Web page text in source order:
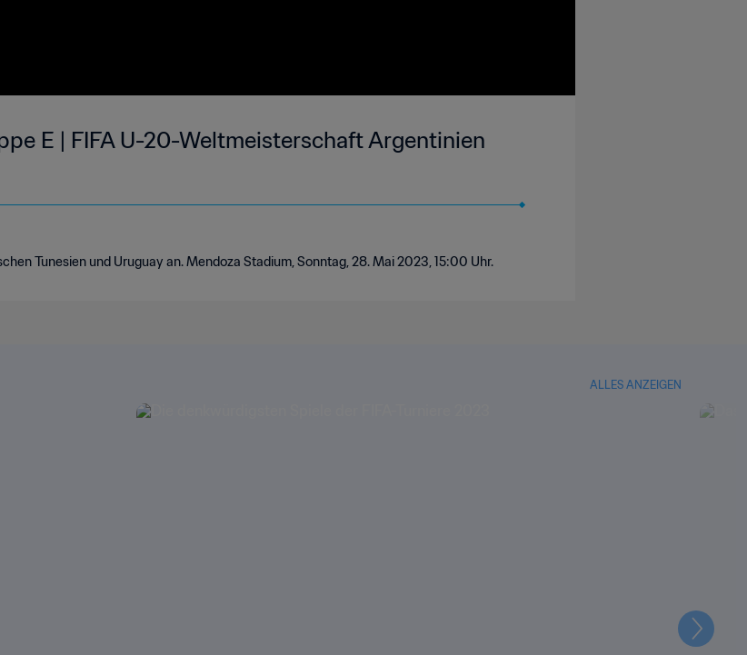
E | FIFA U-20-Weltmeisterschaft Argentinien
Tunesien und Uruguay an. Mendoza Stadium, Sonntag, 28. Mai 2023, 15:00 Uhr.
ALLES ANZEIGEN
Weiter